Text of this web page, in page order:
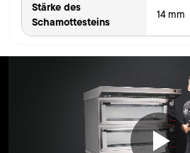
Stärke des
Schamottesteins
14 mm